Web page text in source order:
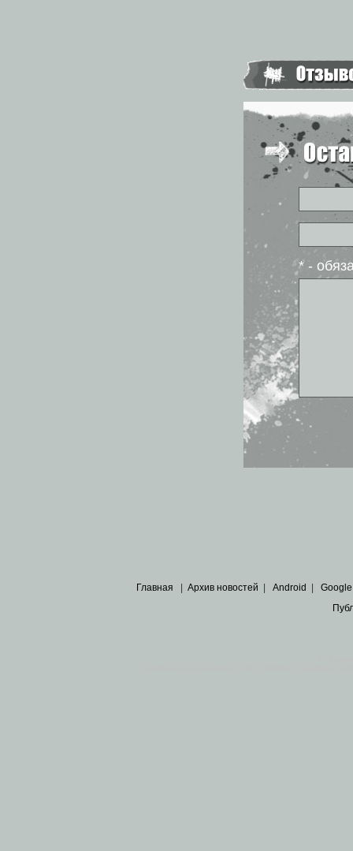
* -
Главная Архив новостей Android Google